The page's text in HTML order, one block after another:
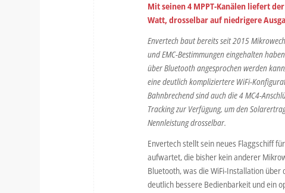
Mit seinen 4 MPPT-Kanälen liefert
Watt, drosselbar auf niedrigere
Envertech baut bereits seit 2015
und EMC-Bestimmungen eingehalten
über Bluetooth angesprochen werden
eine deutlich kompliziertere WiFi-
Bahnbrechend sind auch die 4 MC4-
Tracking zur Verfügung, um den
Nennleistung drosselbar.
Envertech stellt sein neues Flaggschiff
aufwartet, die bisher kein anderer
Bluetooth, was die WiFi-Installation
deutlich bessere Bedienbarkeit und ein